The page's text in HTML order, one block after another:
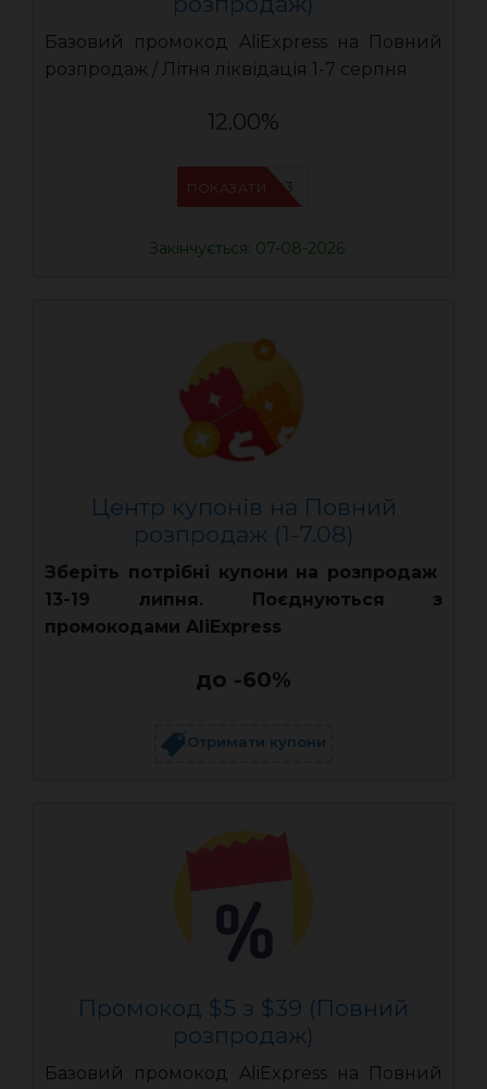
Базовий промокод AliExpress на Повний
розпродаж / Літня ліквідація 1-7 серпня
12.00%
UASC03
ПОКАЗАТИ
Закінчується: 07-08-2026
Центр купонів на Повний
розпродаж (1-7.08)
Зберіть потрібні купони на розпродаж
13-19 липня. Поєднуються з
промокодами AliExpress
до -60%
Отримати купони
Промокод $5 з $39 (Повний
розпродаж)
Базовий промокод AliExpress на Повний